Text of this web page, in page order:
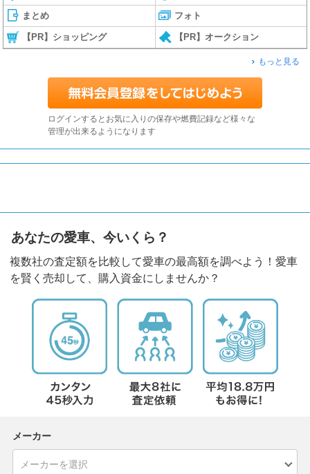
まとめ フォト
【PR】ショッピング 【PR】オークション
もっと見る
ログインするとお気に入りの保存や燃費記録など様々な
管理が出来るようになります
あなたの愛車、今いくら？
複数社の査定額を比較して愛車の最高額を調べよう！愛車
を賢く売却して、購入資金にしませんか？
メーカー